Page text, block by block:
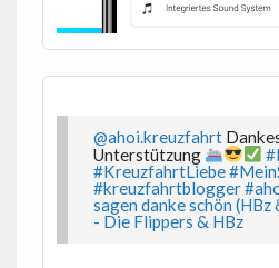
@ahoi.kreuzfahrt
Unterstützung
#KreuzfahrtLiebe
#kreuzfahrtblogger
sagen danke schön
- Die Flippers & HBz